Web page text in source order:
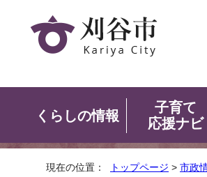
くらしの情報
子育て
応援ナビ
現在の位置： トップページ > 市政